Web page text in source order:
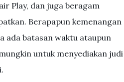
Play, dan juga beragam
Berapapun kemenangan
ada batasan waktu ataupun
untuk menyediakan judi